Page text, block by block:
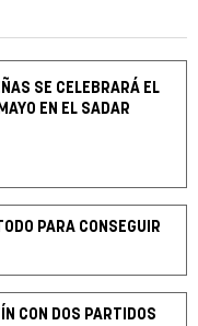
SE CELEBRARÁ EL
EN EL SADAR
PARA CONSEGUIR
CON DOS PARTIDOS